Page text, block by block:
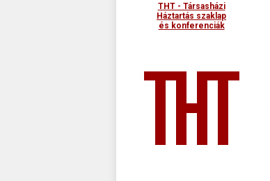
THT - Társasházi
Háztartás szaklap
és konferenciák